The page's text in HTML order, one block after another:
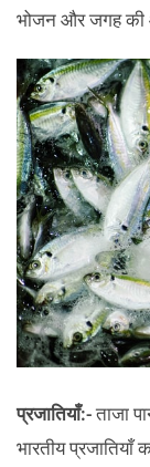
भोजन और जगह की
प्रजातियाँ:-ताजा
भारतीय प्रजातियाँ